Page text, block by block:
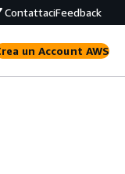
ContattaciFeedback
un Account AWS